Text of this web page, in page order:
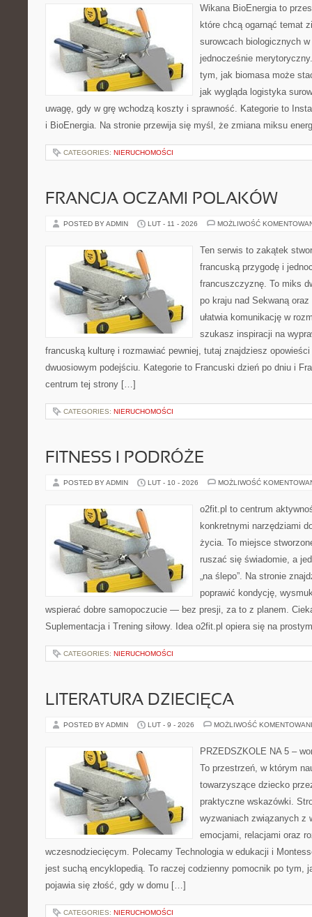
Wikana BioEnergia to
które chcą ogarnąć temat
surowcach biologicznych
jednocześnie
tym, jak biomasa może
jak wygląda logistyka
uwagę, gdy w grę wchodzą koszty i sprawność. Kategorie to
i BioEnergia. Na stronie przewija się myśl, że zmiana miksu
CATEGORIES: NIERUCHOMOŚCI
FRANCJA OCZAMI POLAKÓW
POSTED BY ADMIN LUT - 11 - 2026 MOŻLIWOŚĆ
Ten serwis to zakątek
francuską przygodę i
francuszczyznę. To miks
po kraju nad Sekwaną
ułatwia komunikację w
szukasz inspiracji na
francuską kulturę i rozmawiać pewniej, tutaj znajdziesz opowieści
dwuosiowym podejściu. Kategorie to Francuski dzień po dniu i
centrum tej strony […]
CATEGORIES: NIERUCHOMOŚCI
FITNESS I PODRÓŻE
POSTED BY ADMIN LUT - 10 - 2026 MOŻLIWOŚĆ
o2fit.pl to centrum
konkretnymi narzędziami
życia. To miejsce
ruszać się świadomie, a
„na ślepo”. Na stronie
poprawić kondycję,
wspierać dobre samopoczucie — bez presji, za to z planem.
Suplementacja i Trening siłowy. Idea o2fit.pl opiera się na
CATEGORIES: NIERUCHOMOŚCI
LITERATURA DZIECIĘCA
POSTED BY ADMIN LUT - 9 - 2026 MOŻLIWOŚĆ
PRZEDSZKOLE NA 5 –
To przestrzeń, w którym
towarzyszące dziecko
praktyczne wskazówki.
wyzwaniach związanych z
emocjami, relacjami oraz
wczesnodziecięcym. Polecamy Technologia w edukacji i
jest suchą encyklopedią. To raczej codzienny pomocnik po tym,
pojawia się złość, gdy w domu […]
CATEGORIES: NIERUCHOMOŚCI